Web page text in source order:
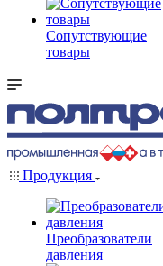
Сопутствующие
товары
Продукция
Преобразователи
давления